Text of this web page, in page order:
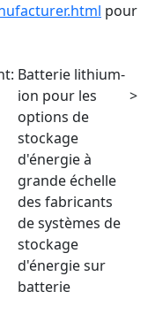
pour
Batterie lithium-
ion pour les
options de
stockage
d'énergie à
grande échelle
des fabricants
de systèmes de
stockage
d'énergie sur
batterie
>